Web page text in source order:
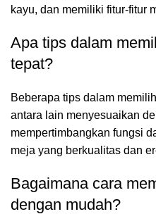
kayu, dan memiliki fitur-fitur
Apa tips dalam
tepat?
Beberapa tips dalam
antara lain menyesuaikan
mempertimbangkan fungsi
meja yang berkualitas dan
Bagaimana cara
dengan mudah?